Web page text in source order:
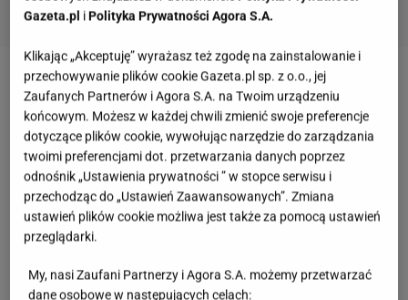
Zobacz wideo Prof. Chojnicki: Wyższa temperatura
nie zawsze sprowokuje przyrost roślin
Czy nemezja jest wieloletnia? Jak długo kwitnie
nemezja powabna? Koloruje ogród przez wiele
miesięcy
Nemezja powabna, znana też jakojawnostka, to
Gazeta.pl iPolityka Prywatności Agora S.A.
Klikając „Akceptuję” wyrażasz też zgodę na zainstalowanie i
przechowywanie plików cookie Gazeta.pl sp. z o.o., jej
Zaufanych Partnerów i Agora S.A. na Twoim urządzeniu
końcowym. Możesz w każdej chwili zmienić swoje preferencje
dotyczące plików cookie, wywołując narzędzie do zarządzania
twoimi preferencjami dot. przetwarzania danych poprzez
odnośnik „Ustawienia prywatności ” w stopce serwisu i
przechodząc do „Ustawień Zaawansowanych”. Zmiana
ustawień plików cookie możliwa jest także za pomocą ustawień
przeglądarki.
My, nasi Zaufani Partnerzy i Agora S.A. możemy przetwarzać
dane osobowe w następujących celach: